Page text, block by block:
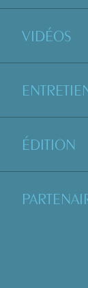
VIDÉOS
ÉDITION